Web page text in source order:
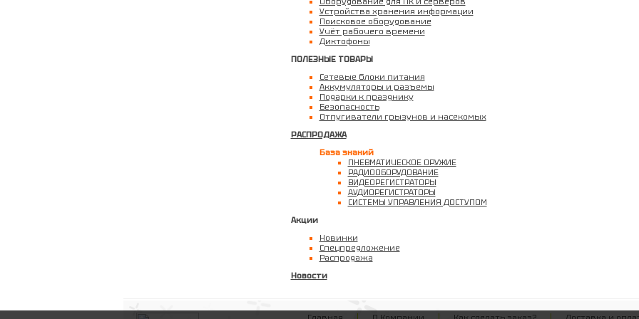
Устройства хранения информации
Поисковое оборудование
Учёт рабочего времени
Диктофоны
ПОЛЕЗНЫЕ ТОВАРЫ
Сетевые блоки питания
Аккумуляторы и разъемы
Подарки к празднику
Безопасность
Отпугиватели грызунов и насекомых
РАСПРОДАЖА
База знаний
ПНЕВМАТИЧЕСКОЕ ОРУЖИЕ
РАДИООБОРУДОВАНИЕ
ВИДЕОРЕГИСТРАТОРЫ
АУДИОРЕГИСТРАТОРЫ
СИСТЕМЫ УПРАВЛЕНИЯ ДОСТУПОМ
Акции
Новинки
Спецпредложение
Распродажа
Новости